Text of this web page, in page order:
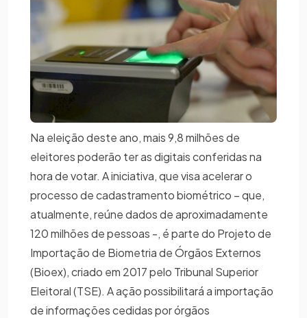
Na eleição deste ano, mais 9,8 milhões de
eleitores poderão ter as digitais conferidas na
hora de votar. A iniciativa, que visa acelerar o
processo de cadastramento biométrico – que,
atualmente, reúne dados de aproximadamente
120 milhões de pessoas -, é parte do Projeto de
Importação de Biometria de Órgãos Externos
(Bioex), criado em 2017 pelo Tribunal Superior
Eleitoral (TSE). A ação possibilitará a importação
de informações cedidas por órgãos